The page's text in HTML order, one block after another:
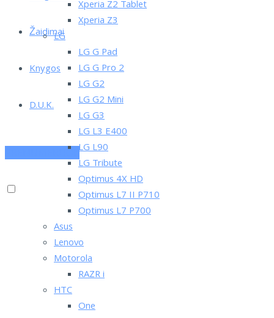
Žaidimai
Knygos
D.U.K.
PRENUMERUOK
Xperia Z2 Tablet
Xperia Z3
LG
LG G Pad
LG G Pro 2
LG G2
LG G2 Mini
LG G3
LG L3 E400
LG L90
LG Tribute
Optimus 4X HD
Optimus L7 II P710
Optimus L7 P700
Asus
Lenovo
Motorola
RAZR i
HTC
One